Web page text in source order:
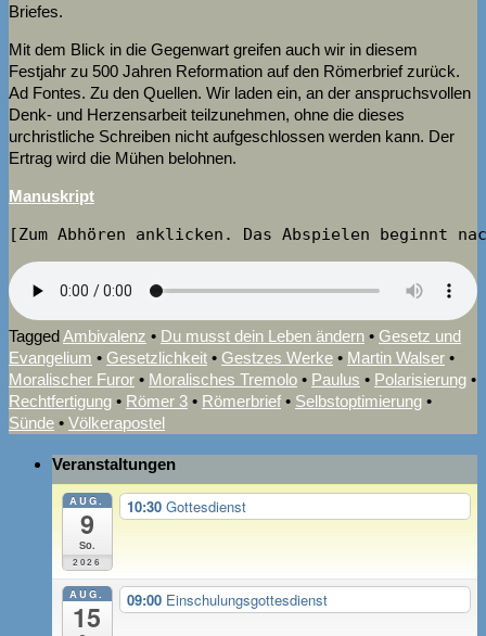
Briefes.
Mit dem Blick in die Gegenwart greifen auch wir in diesem
Festjahr zu 500 Jahren Reformation auf den Römerbrief zurück.
Ad Fontes. Zu den Quellen. Wir laden ein, an der anspruchsvollen
Denk- und Herzensarbeit teilzunehmen, ohne die dieses
urchristliche Schreiben nicht aufgeschlossen werden kann. Der
Ertrag wird die Mühen belohnen.
Manuskript
[Zum Abhören anklicken. Das Abspielen beginnt
TaggedAmbivalenz • Du musst dein Leben ändern • Gesetz und
Evangelium • Gesetzlichkeit • Gestzes Werke • Martin Walser •
Moralischer Furor • Moralisches Tremolo • Paulus • Polarisierung •
Rechtfertigung • Römer 3 • Römerbrief • Selbstoptimierung •
Sünde • Völkerapostel
Veranstaltungen
AUG.
9
So.
2026
10:30 Gottesdienst
AUG.
15
09:00 Einschulungsgottesdienst